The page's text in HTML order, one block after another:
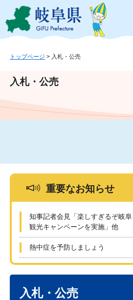
ジ
ュ
文
このページの本文
トップページ > 入札・公売
入札・公売
重要なお知らせ
知事記者会見「楽しすぎるぞ岐
観光キャンペーンを実施」他
熱中症を予防しましょう
入札・公売